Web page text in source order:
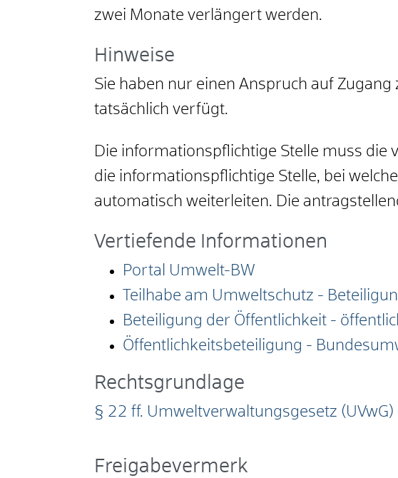
zwei Monate verlängert werden.
Hinweise
Sie haben nur einen Anspruch auf
tatsächlich verfügt.
Die informationspflichtige Stelle muss
die informationspflichtige Stelle, bei
automatisch weiterleiten. Die
Vertiefende Informationen
Portal Umwelt-BW
Teilhabe am Umweltschutz -
Beteiligung der Öffentlichkeit -
Öffentlichkeitsbeteiligung -
Rechtsgrundlage
§ 22 ff. Umweltverwaltungsgesetz
Freigabevermerk